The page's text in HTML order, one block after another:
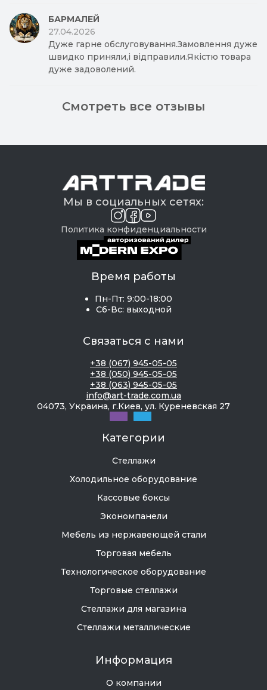
БАРМАЛЕЙ
27.04.2026
Дуже гарне обслуговування.Замовлення дуже
швидко приняли,і відправили.Якістю товара
дуже задоволений.
Смотреть все отзывы
Мы в социальных сетях:
Политика конфиденциальности
Время работы
Пн-Пт: 9:00-18:00
Сб-Вс: выходной
Связаться с нами
+38 (067) 945-05-05
+38 (050) 945-05-05
+38 (063) 945-05-05
info@art-trade.com.ua
04073, Украина, г.Киев, ул. Куреневская 27
Категории
Стеллажи
Холодильное оборудование
Кассовые боксы
Экономпанели
Мебель из нержавеющей стали
Торговая мебель
Технологическое оборудование
Торговые стеллажи
Стеллажи для магазина
Стеллажи металлические
Информация
О компании